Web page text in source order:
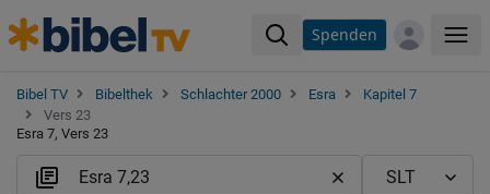
Spenden
Bibel TV Bibelthek Schlachter 2000 Esra
Kapitel 7
Vers 23
Esra 7, Vers 23